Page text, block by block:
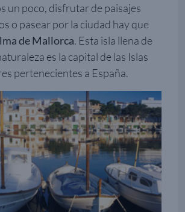
un poco, disfrutar de paisajes
o pasear por la ciudad hay que
de Mallorca. Esta isla llena de
es la capital de las Islas
pertenecientes a España.